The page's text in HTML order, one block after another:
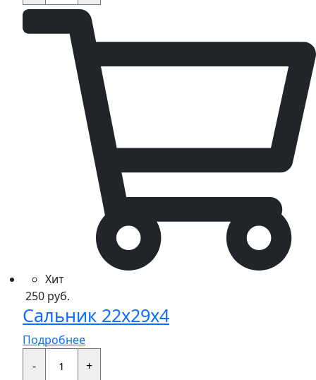
KT50,TS,MINI,TD,K,TT,EVO
quantity
Хит
250 руб.
Сальник 22x29x4
Подробнее
-
Сальник
22x29x4+